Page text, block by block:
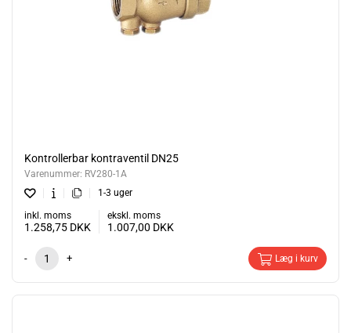
Kontrollerbar kontraventil DN25
Varenummer: RV280-1A
1-3 uger
inkl. moms
1.258,75 DKK
ekskl. moms
1.007,00 DKK
- + Læg i kurv